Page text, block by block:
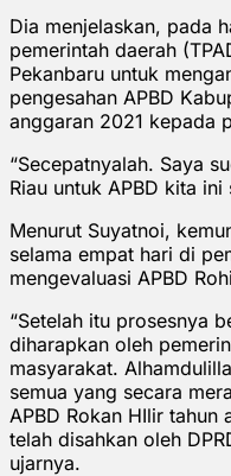
Dia menjelaskan, pada
pemerintah daerah
Pekanbaru untuk
pengesahan APBD
anggaran 2021 kepada
“Secepatnyalah. Saya
Riau untuk APBD kita
Menurut Suyatnoi,
selama empat hari di
mengevaluasi APBD
“Setelah itu prosesnya
diharapkan oleh
masyarakat.
semua yang secara
APBD Rokan HIlir tahun
telah disahkan oleh
ujarnya.